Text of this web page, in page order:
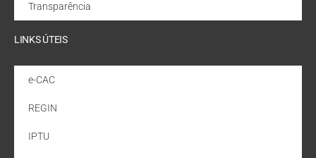
Transparência
LINKS ÚTEIS
e-CAC
REGIN
IPTU